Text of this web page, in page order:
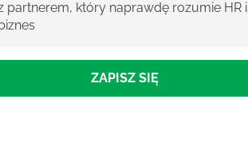
partnerem, który naprawdę rozumie HR i
ZAPISZ SIĘ